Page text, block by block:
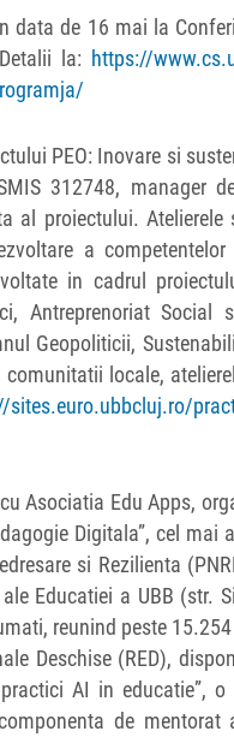
de 16 mai la
la: https://
PEO: Inovare si
312748, manager
al proiectului.
a
in cadrul
Antreprenoriat Social
Geopoliticii,
locale,
sites.euro.ubbcluj.ro/
Asociatia Edu Apps,
Digitala”, cel
si Rezilienta
Educatiei a UBB (str.
reunind peste
Deschise (RED),
AI in educatie”,
de